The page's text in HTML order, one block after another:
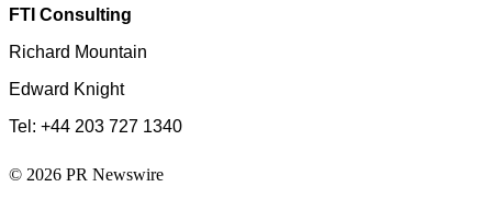
FTI Consulting
Richard Mountain
Edward Knight
Tel: +44 203 727 1340
© 2026 PR Newswire